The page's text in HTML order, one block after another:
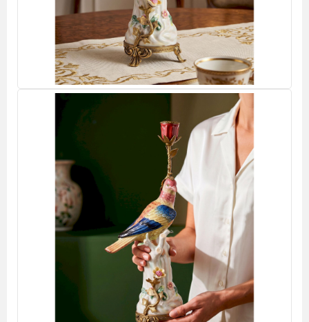
Комоды, шкафы, тумбы
Консоли, стеллажи
Кофейные столики, интерьерные подставки
Обеденные и журнальные столы
Стулья, кресла, банкетки
Освещение
Бра
Подвесные светильники
Потолочные светильники
Кухонные принадлежности
Дерево
Нержавеющая сталь
Блюда для запекания
Сковороды
Эмалированная сталь
Аксессуары для ванной комнаты